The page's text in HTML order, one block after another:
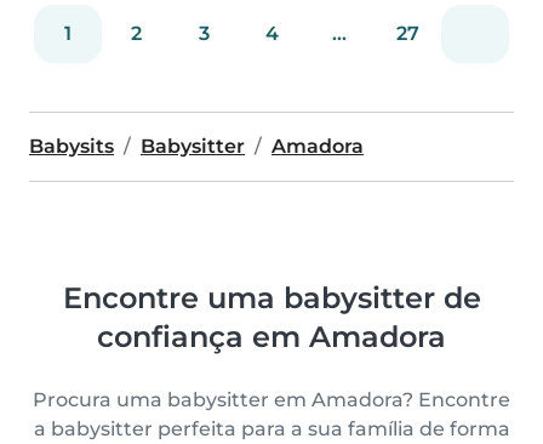
1 2 3 4 ... 27
Babysits Babysitter Amadora
Encontre uma babysitter de
confiança em Amadora
Procura uma babysitter em Amadora? Encontre
a babysitter perfeita para a sua família de forma